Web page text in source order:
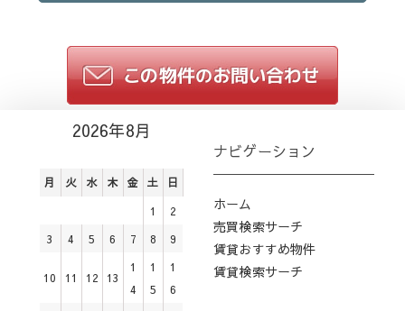
2026年8月
月 火 水 木 金 土 日
1
2
3
4 5 6 7 8 9
10 11 12 13
1
4
1
5
1
6
ナビゲーション
ホーム
売買検索サーチ
賃貸おすすめ物件
賃貸検索サーチ